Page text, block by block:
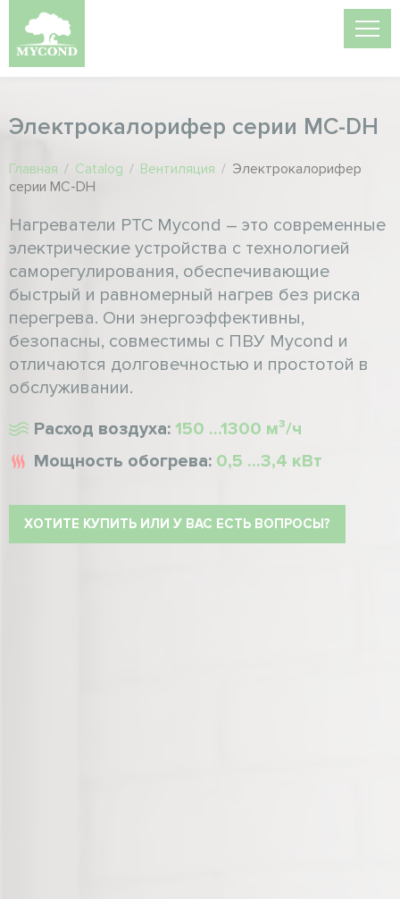
Электрокалорифер серии MC-DH
Главная / Catalog / Вентиляция / Электрокалорифер
серии MC-DH
Нагреватели PTC Mycond – это современные
электрические устройства с технологией
саморегулирования, обеспечивающие
быстрый и равномерный нагрев без риска
перегрева. Они энергоэффективны,
безопасны, совместимы с ПВУ Mycond и
отличаются долговечностью и простотой в
обслуживании.
Расход воздуха: 150 ...1300 м³/ч
Мощность обогрева: 0,5 ...3,4 кВт
ХОТИТЕ КУПИТЬ ИЛИ У ВАС ЕСТЬ ВОПРОСЫ?